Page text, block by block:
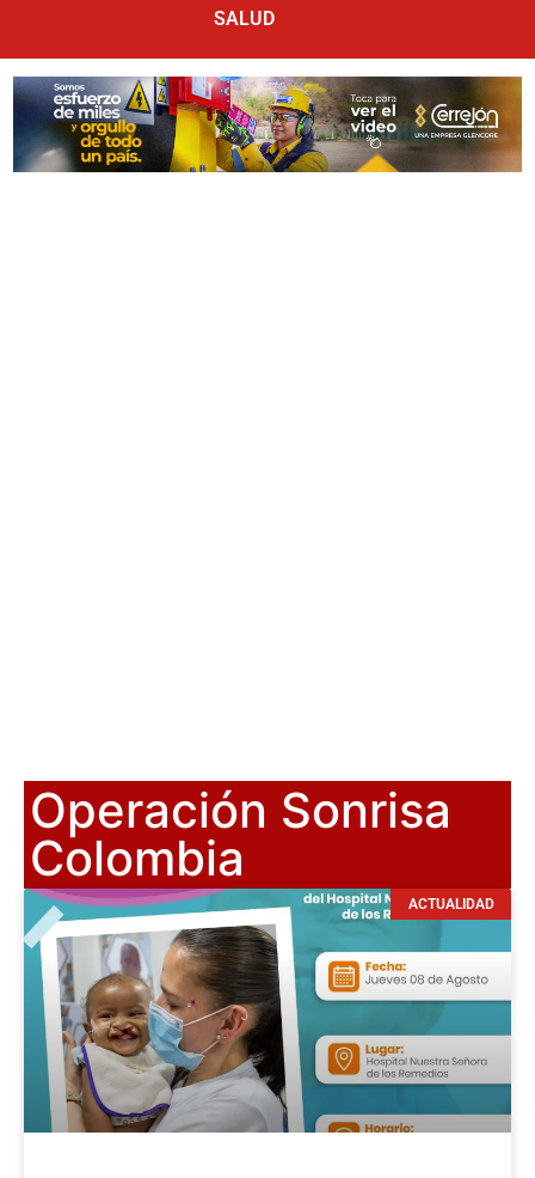
SALUD
Operación Sonrisa
Colombia
ACTUALIDAD